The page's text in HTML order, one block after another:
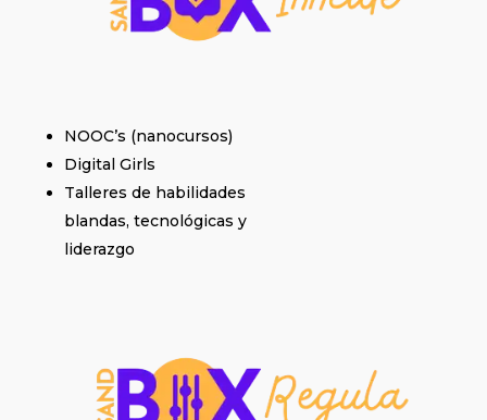
NOOC’s (nanocursos)
Digital Girls
Talleres de habilidades
blandas, tecnológicas y
liderazgo